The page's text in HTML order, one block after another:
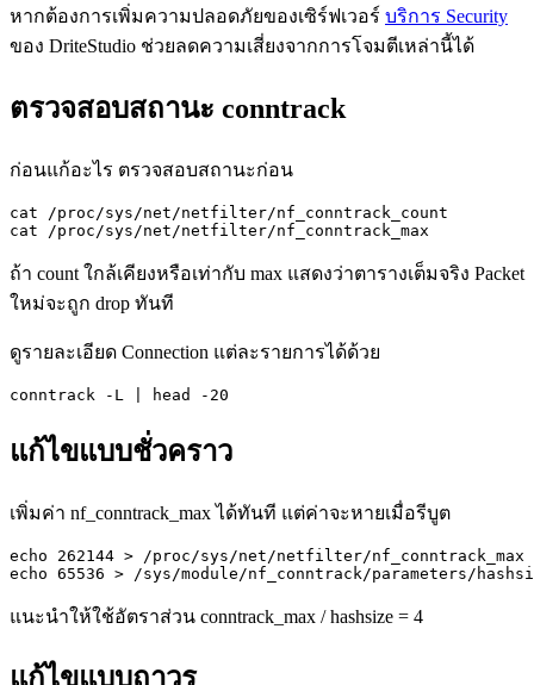
หากต้องการเพิ่มความปลอดภัยของเซิร์ฟเวอร์ บริการ Security
ของ DriteStudio ช่วยลดความเสี่ยงจากการโจมตีเหล่านี้ได้
ตรวจสอบสถานะ conntrack
ก่อนแก้อะไร ตรวจสอบสถานะก่อน
cat /proc/sys/net/netfilter/nf_conntrack_count
cat /proc/sys/net/netfilter/nf_conntrack_max
ถ้า count ใกล้เคียงหรือเท่ากับ max แสดงว่าตารางเต็มจริง Packet
ใหม่จะถูก drop ทันที
ดูรายละเอียด Connection แต่ละรายการได้ด้วย
conntrack -L | head -20
แก้ไขแบบชั่วคราว
เพิ่มค่า nf_conntrack_max ได้ทันที แต่ค่าจะหายเมื่อรีบูต
echo 262144 > /proc/sys/net/netfilter/nf_conntrack_max
echo 65536 > /sys/module/nf_conntrack/parameters/
แนะนำให้ใช้อัตราส่วน conntrack_max / hashsize = 4
แก้ไขแบบถาวร